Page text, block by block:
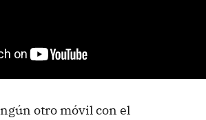
otro móvil con el